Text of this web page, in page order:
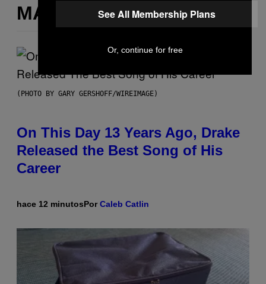
MÁS DE LO MISMO
(PHOTO BY GARY GERSHOFF/WIREIMAGE)
On This Day 13 Years Ago, Drake
Released the Best Song of His
Career
hace 12 minutosPorCaleb Catlin
See All Membership Plans
Or, continue for free